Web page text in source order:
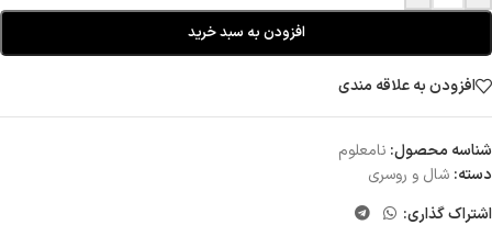
افزودن به سبد خرید
افزودن به علاقه مندی
شناسه محصول: نامعلوم
دسته: شال و روسری
اشتراک گذاری: